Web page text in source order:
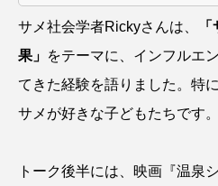
メバル メンダコ
モノノケトンガリサカタザメ
モンツキハギ ヤコウガイ
ヤッコ ヤドカリ
サメ社会学者Rickyさんは、
果」 をテーマに、インフルエ
てきた経験を語りました。特
サメが好きな子どもたちです。
トーク後半には、映画『温泉